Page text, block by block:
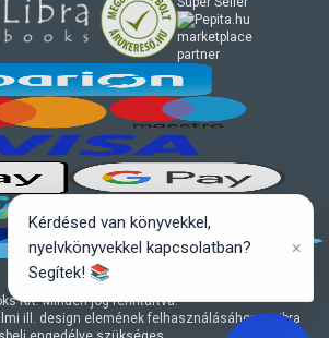
Kft. Minden jog fenntartva.
ill. design elemének felhasználásához a Libra
marketplace
partner
Kérdésed van könyvekkel,
nyelvkönyvekkel kapcsolatban?
Segítek! 📚
×